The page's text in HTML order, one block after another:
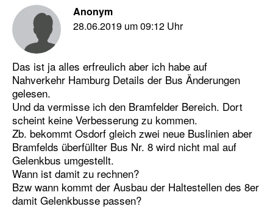
Anonym
28.06.2019 um 09:12 Uhr
Das ist ja alles erfreulich aber ich habe auf
Nahverkehr Hamburg Details der Bus Änderungen
gelesen.
Und da vermisse ich den Bramfelder Bereich. Dort
scheint keine Verbesserung zu kommen.
Zb. bekommt Osdorf gleich zwei neue Buslinien aber
Bramfelds überfüllter Bus Nr. 8 wird nicht mal auf
Gelenkbus umgestellt.
Wann ist damit zu rechnen?
Bzw wann kommt der Ausbau der Haltestellen des 8er
damit Gelenkbusse passen?